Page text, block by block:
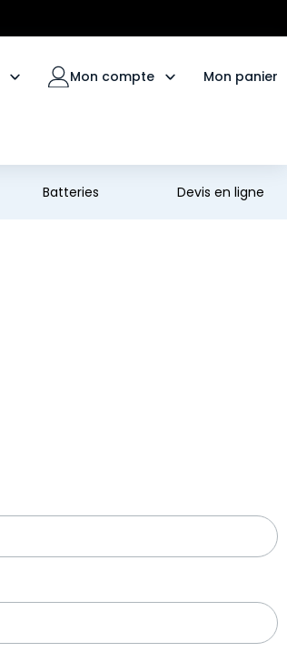
Mon compte Mon panier
Batteries Devis en ligne